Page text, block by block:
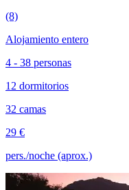
(8)
Alojamiento entero
4 - 38 personas
12 dormitorios
32 camas
29 €
pers./noche (aprox.)